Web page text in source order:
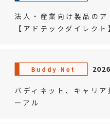
法人・産業向け製品の
【アドテックダイレク
Buddy Net
バディネット、キャリ
ーアル